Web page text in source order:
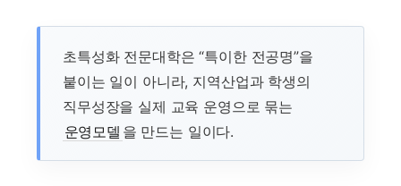
초특성화 전문대학은 “특이한 전공명”을
붙이는 일이 아니라, 지역산업과 학생의
직무성장을 실제 교육 운영으로 묶는
운영모델 을 만드는 일이다.